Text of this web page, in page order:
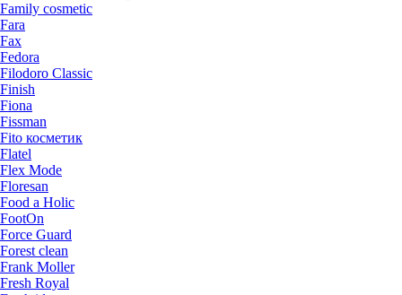
Family cosmetic
Fara
Fax
Fedora
Filodoro Classic
Finish
Fiona
Fissman
Fito косметик
Flatel
Flex Mode
Floresan
Food a Holic
FootOn
Force Guard
Forest clean
Frank Moller
Fresh Royal